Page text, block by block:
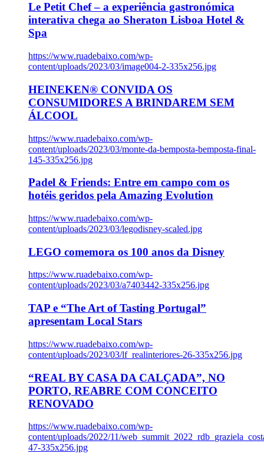
Le Petit Chef – a experiência gastronómica
interativa chega ao Sheraton Lisboa Hotel &
Spa
https://www.ruadebaixo.com/wp-
content/uploads/2023/03/image004-2-335x256.jpg
HEINEKEN® CONVIDA OS
CONSUMIDORES A BRINDAREM SEM
ÁLCOOL
https://www.ruadebaixo.com/wp-
content/uploads/2023/03/monte-da-bemposta-bemposta-final-
145-335x256.jpg
Padel & Friends: Entre em campo com os
hotéis geridos pela Amazing Evolution
https://www.ruadebaixo.com/wp-
content/uploads/2023/03/legodisney-scaled.jpg
LEGO comemora os 100 anos da Disney
https://www.ruadebaixo.com/wp-
content/uploads/2023/03/a7403442-335x256.jpg
TAP e “The Art of Tasting Portugal”
apresentam Local Stars
https://www.ruadebaixo.com/wp-
content/uploads/2023/03/lf_realinteriores-26-335x256.jpg
“REAL BY CASA DA CALÇADA”, NO
PORTO, REABRE COM CONCEITO
RENOVADO
https://www.ruadebaixo.com/wp-
content/uploads/2022/11/
47-335x256.jpg